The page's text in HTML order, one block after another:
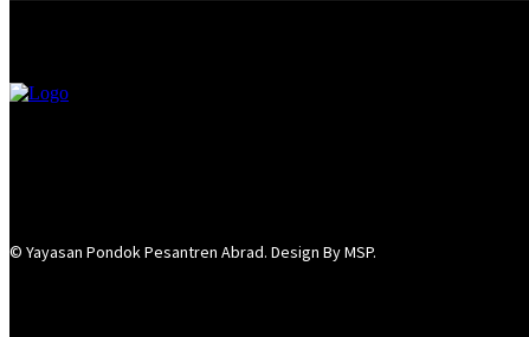
© Yayasan Pondok Pesantren Abrad. Design By MSP.